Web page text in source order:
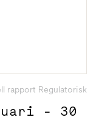
rapport Regulatorisk
- 30